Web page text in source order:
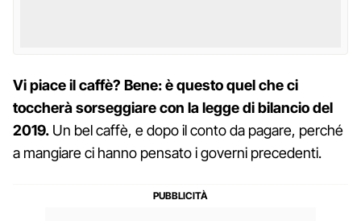
Vi piace il caffè? Bene: è questo quel che ci
toccherà sorseggiare con la legge di bilancio del
2019. Un bel caffè, e dopo il conto da pagare, perché
a mangiare ci hanno pensato i governi precedenti.